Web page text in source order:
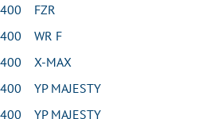
FZR
WR F
X-MAX
YP MAJESTY
YP MAJESTY